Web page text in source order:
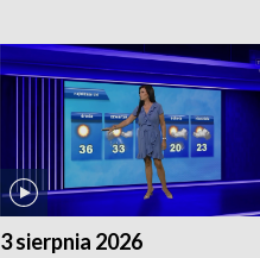
3 sierpnia 2026